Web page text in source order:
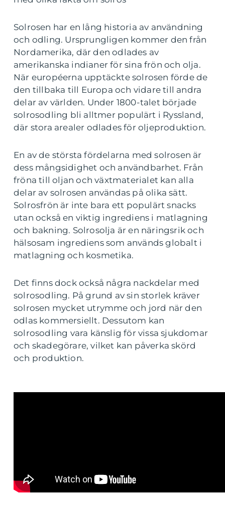
Solrosen har en lång historia av användning
och odling. Ursprungligen kommer den från
Nordamerika, där den odlades av
amerikanska indianer för sina frön och olja.
När européerna upptäckte solrosen förde de
den tillbaka till Europa och vidare till andra
delar av världen. Under 1800-talet började
solrosodling bli alltmer populärt i Ryssland,
där stora arealer odlades för oljeproduktion.
En av de största fördelarna med solrosen är
dess mångsidighet och användbarhet. Från
fröna till oljan och växtmaterialet kan alla
delar av solrosen användas på olika sätt.
Solrosfrön är inte bara ett populärt snacks
utan också en viktig ingrediens i matlagning
och bakning. Solrosolja är en näringsrik och
hälsosam ingrediens som används globalt i
matlagning och kosmetika.
Det finns dock också några nackdelar med
solrosodling. På grund av sin storlek kräver
solrosen mycket utrymme och jord när den
odlas kommersiellt. Dessutom kan
solrosodling vara känslig för vissa sjukdomar
och skadegörare, vilket kan påverka skörd
och produktion.